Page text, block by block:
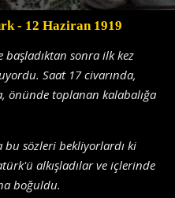
- 12 Haziran 1919
sonra ilk kez
Saat 17 civarında,
önünde toplanan kalabalığa
bu sözleri bekliyorlardı ki
alkışladılar ve içlerinde
boğuldu.